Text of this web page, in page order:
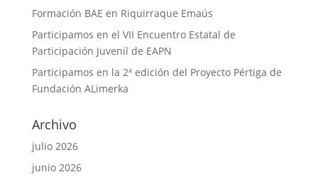
Formación BAE en Riquirraque Emaús
Participamos en el VII Encuentro Estatal de
Participación Juvenil de EAPN
Participamos en la 2ª edición del Proyecto Pértiga de
Fundación ALimerka
Archivo
julio 2026
junio 2026